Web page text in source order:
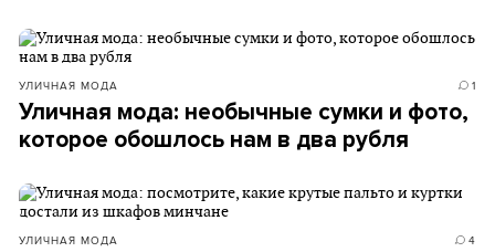
УЛИЧНАЯ МОДА 1
Уличная мода: необычные сумки и фото,
которое обошлось нам в два рубля
УЛИЧНАЯ МОДА 4